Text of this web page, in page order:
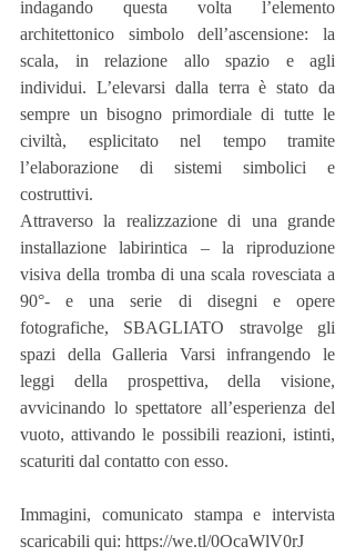
indagando questa volta l’elemento
architettonico simbolo dell’ascensione: la
scala, in relazione allo spazio e agli
individui. L’elevarsi dalla terra è stato da
sempre un bisogno primordiale di tutte le
civiltà, esplicitato nel tempo tramite
l’elaborazione di sistemi simbolici e
costruttivi.
Attraverso la realizzazione di una grande
installazione labirintica – la riproduzione
visiva della tromba di una scala rovesciata a
90°- e una serie di disegni e opere
fotografiche, SBAGLIATO stravolge gli
spazi della Galleria Varsi infrangendo le
leggi della prospettiva, della visione,
avvicinando lo spettatore all’esperienza del
vuoto, attivando le possibili reazioni, istinti,
scaturiti dal contatto con esso.
Immagini, comunicato stampa e intervista
scaricabili qui: https://we.tl/0OcaWlV0rJ